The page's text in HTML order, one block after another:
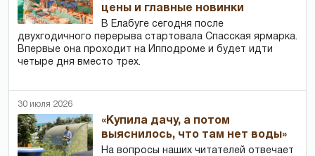
цены и главные новинки
В Елабуге сегодня после
двухгодичного перерыва стартовала Спасская ярмарка.
Впервые она проходит на Ипподроме и будет идти
четыре дня вместо трех.
30 июля 2026
«Купила дачу, а потом
выяснилось, что там нет воды»
На вопросы наших читателей отвечает